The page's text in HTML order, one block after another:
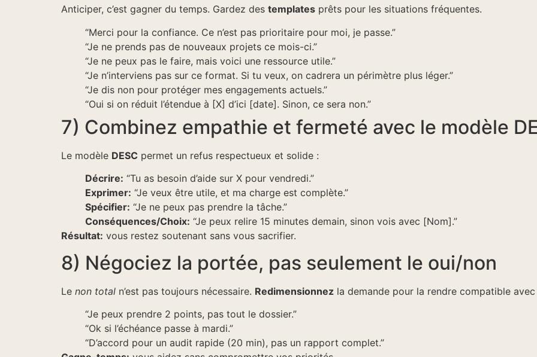
Anticiper, c’est gagner du temps. Gardez des templates prêts pour les situations fréquentes.
“Merci pour la confiance. Ce n’est pas prioritaire pour moi, je passe.”
“Je ne prends pas de nouveaux projets ce mois-ci.”
“Je ne peux pas le faire, mais voici une ressource utile.”
“Je n’interviens pas sur ce format. Si tu veux, on cadrera un périmètre plus léger.”
“Je dis non pour protéger mes engagements actuels.”
“Oui si on réduit l’étendue à [X] d’ici [date]. Sinon, ce sera non.”
7) Combinez empathie et fermeté avec le modèle
Le modèle DESC permet un refus respectueux et solide :
Décrire: “Tu as besoin d’aide sur X pour vendredi.”
Exprimer: “Je veux être utile, et ma charge est complète.”
Spécifier: “Je ne peux pas prendre la tâche.”
Conséquences/Choix: “Je peux relire 15 minutes demain, sinon vois avec [Nom].”
Résultat: vous restez soutenant sans vous sacrifier.
8) Négociez la portée, pas seulement le oui/non
Le non total n’est pas toujours nécessaire. Redimensionnez la demande pour la rendre compatible
“Je peux prendre 2 points, pas tout le dossier.”
“Ok si l’échéance passe à mardi.”
“D’accord pour un audit rapide (20 min), pas un rapport complet.”